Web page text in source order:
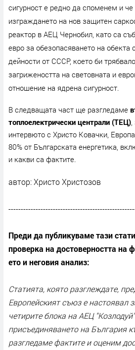
сигурност е редно да споменем и
изграждането на нов защитен
реактор в АЕЦ Чернобил, като са
евро за обезопасяването на обекта
дейности от СССР, което би
загрижеността на световната и
отношение на ядрена сигурност.
В следващата част ще разгледаме
топлоелектрически централи (ТЕЦ),
интервюто с Христо Ковачки,
80% от Българската енергетика,
и какви са фактите.
автор: Христо Христозов
Преди да публикуваме тази
проверка на достоверността на
ето и неговия анализ:
Статията, която разглеждате,
Европейският съюз е настоявал
четирите блока на АЕЦ
присъединяването на България
разгледаме фактите и оценим